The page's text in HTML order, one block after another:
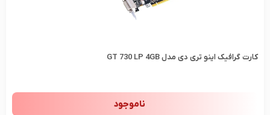
کارت گرافیک اینو تری دی مدل GT 730 LP 4GB
ناموجود